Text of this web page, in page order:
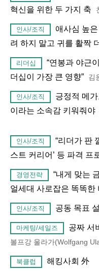
혁신을 위한 두 가지 축
인사/조직
애사심 높
려 하지 말고 귀를 활짝
리더십
“연봉과 야근
더십이 가장 큰 영향”
김
인사/조직
긍정적 메가
이라는 소속감 키워줘야
인사/조직
“리더가 판
스트 커리어’ 등 파격 프
경영전략
“내게 맞는
얼세대 사로잡은 똑똑한
인사/조직 공동 목표
마케팅/세일즈 공짜 서
볼프강 울라가(Wolfgang
북클럽 해킹사회 外